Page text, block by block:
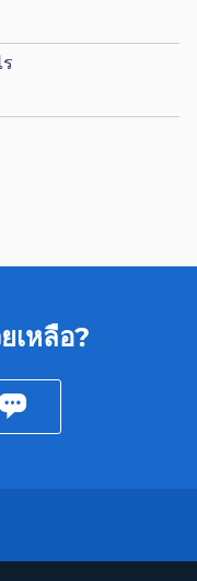
เหลือ?